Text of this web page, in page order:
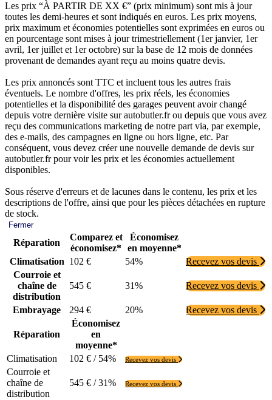
Les prix “À PARTIR DE XX €” (prix minimum) sont mis à jour
toutes les demi-heures et sont indiqués en euros. Les prix moyens,
prix maximum et économies potentielles sont exprimées en euros ou
en pourcentage sont mises à jour trimestriellement (1er janvier, 1er
avril, 1er juillet et 1er octobre) sur la base de 12 mois de données
provenant de demandes ayant reçu au moins quatre devis.
Les prix annoncés sont TTC et incluent tous les autres frais
éventuels. Le nombre d'offres, les prix réels, les économies
potentielles et la disponibilité des garages peuvent avoir changé
depuis votre dernière visite sur autobutler.fr ou depuis que vous avez
reçu des communications marketing de notre part via, par exemple,
des e-mails, des campagnes en ligne ou hors ligne, etc. Par
conséquent, vous devez créer une nouvelle demande de devis sur
autobutler.fr pour voir les prix et les économies actuellement
disponibles.
Sous réserve d'erreurs et de lacunes dans le contenu, les prix et les
descriptions de l'offre, ainsi que pour les pièces détachées en rupture
de stock.
Fermer
Réparation
Comparez et
économisez*
Économisez
en moyenne*
Climatisation 102 € 54%
Recevez vos devis
Courroie et
chaîne de
distribution
545 € 31% Recevez vos devis
Embrayage 294 € 20% Recevez vos devis
Réparation
Économisez
en
moyenne*
Climatisation
102 € / 54% Recevez vos devis
Courroie et
chaîne de
distribution
545 € / 31% Recevez vos devis